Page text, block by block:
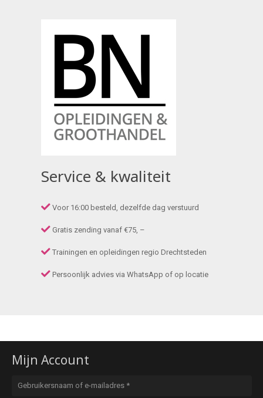
Service & kwaliteit
Voor 16:00 besteld, dezelfde dag verstuurd
Gratis zending vanaf €75, –
Trainingen en opleidingen regio Drechtsteden
Persoonlijk advies via WhatsApp of op locatie
Mijn Account